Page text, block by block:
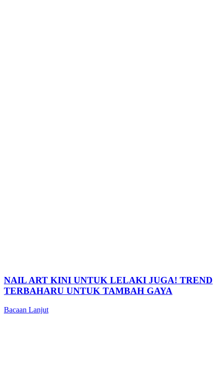
NAIL ART KINI UNTUK LELAKI JUGA! TREND
TERBAHARU UNTUK TAMBAH GAYA
Bacaan Lanjut